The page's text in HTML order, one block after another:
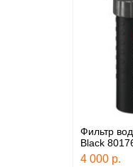
Фильтр
Black
4 000 р.